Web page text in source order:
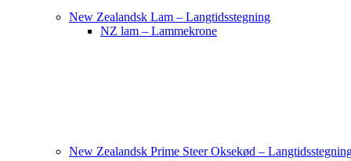
New Zealandsk Lam – Langtidsstegning
NZ lam – Lammekrone
New Zealandsk Prime Steer Oksekød –